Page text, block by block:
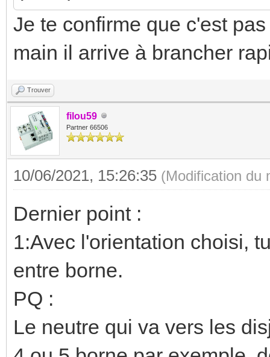
du haut
Et un rail en bas pour les
En fait il a fait une
tableaux de 3 rangés puis
le bornier.
Comme il ne connait pas
n'a pas eu le recul de faire
pas pensé moi-même,
c'est comme un rajout sur
filou59 a écrit :